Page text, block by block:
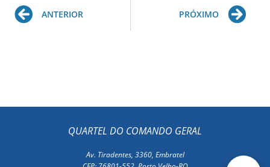
Prev
ANTERIOR PRÓXIMO
QUARTEL DO COMANDO GERAL
Av. Tiradentes, 3360, Embratel